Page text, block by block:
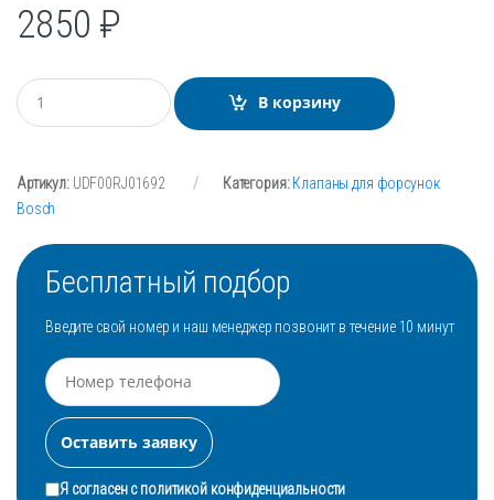
2850₽
К
о
е
с
о
В корзину
Артикул: UDF00RJ01692 Категория:Клапаны для форсунок
Bosch
Бесплатный подбор
Введите свой номер и наш менеджер позвонит в течение 10 минут
Я согласен сполитикой конфиденциальности